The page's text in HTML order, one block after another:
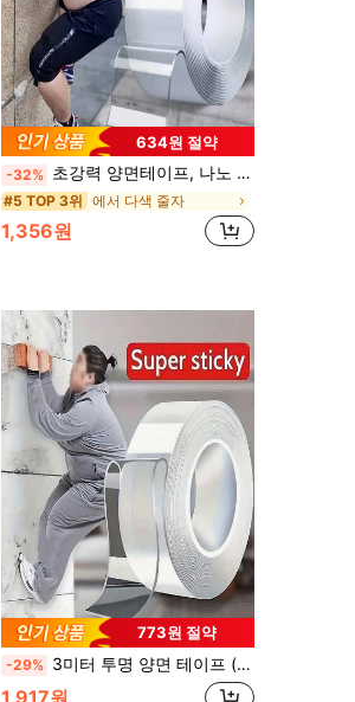
634원 절약
-32% 초강력 양면테이프, 나노 투명 양면테이프, 고접착 나노 투명 양면테이프, 재사용 가능한 강력 방수 나노테이프, 다용도 투명 방수 무흔적 테이프
#5 TOP 3위 에서 다색 줄자
1,356원
773원 절약
-29% 3미터 투명 양면 테이프 (3미터 길이), 투명 변색 방지 나노 버블 접착제, 강력 접착 양면 테이프